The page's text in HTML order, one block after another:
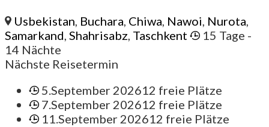
Usbekistan, Buchara, Chiwa, Nawoi, Nurota,
Samarkand, Shahrisabz, Taschkent 15 Tage -
14 Nächte
Nächste Reisetermin
5.September 202612 freie Plätze
7.September 202612 freie Plätze
11.September 202612 freie Plätze